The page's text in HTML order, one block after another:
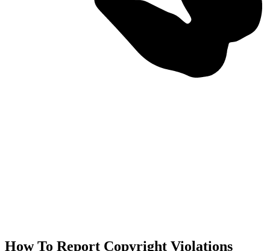
How To Report Copyright Violations